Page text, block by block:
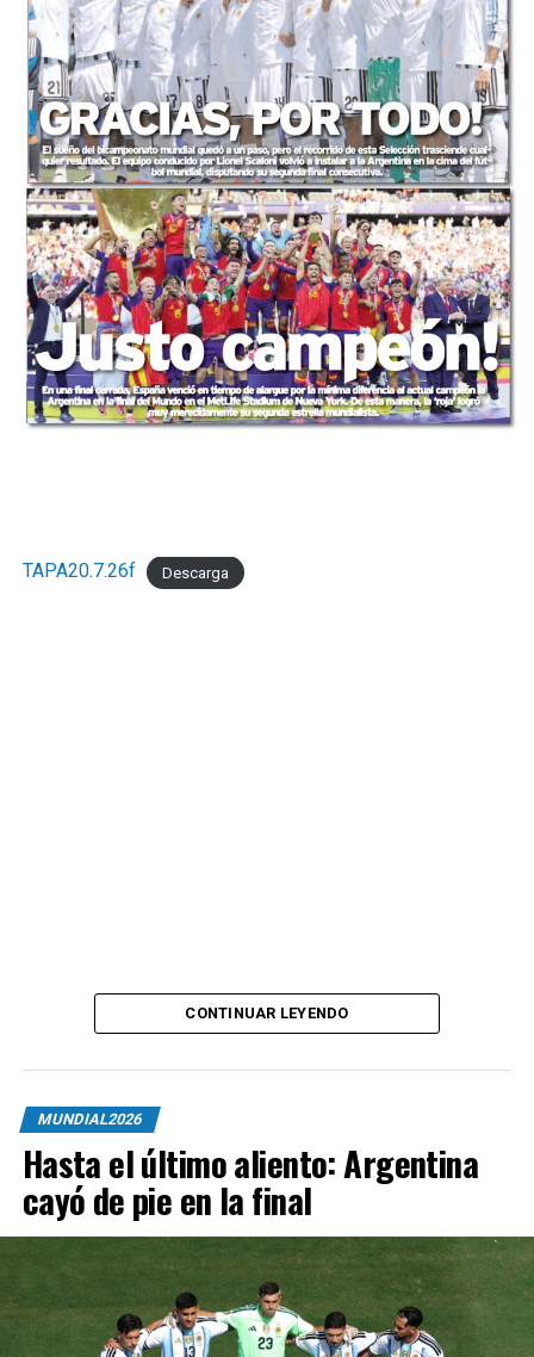
TAPA20.7.26f Descarga
CONTINUAR LEYENDO
MUNDIAL2026
Hasta el último aliento: Argentina
cayó de pie en la final